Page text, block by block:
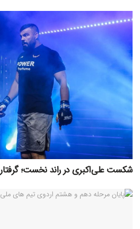
شکست علی‌اکبری در راند نخست؛